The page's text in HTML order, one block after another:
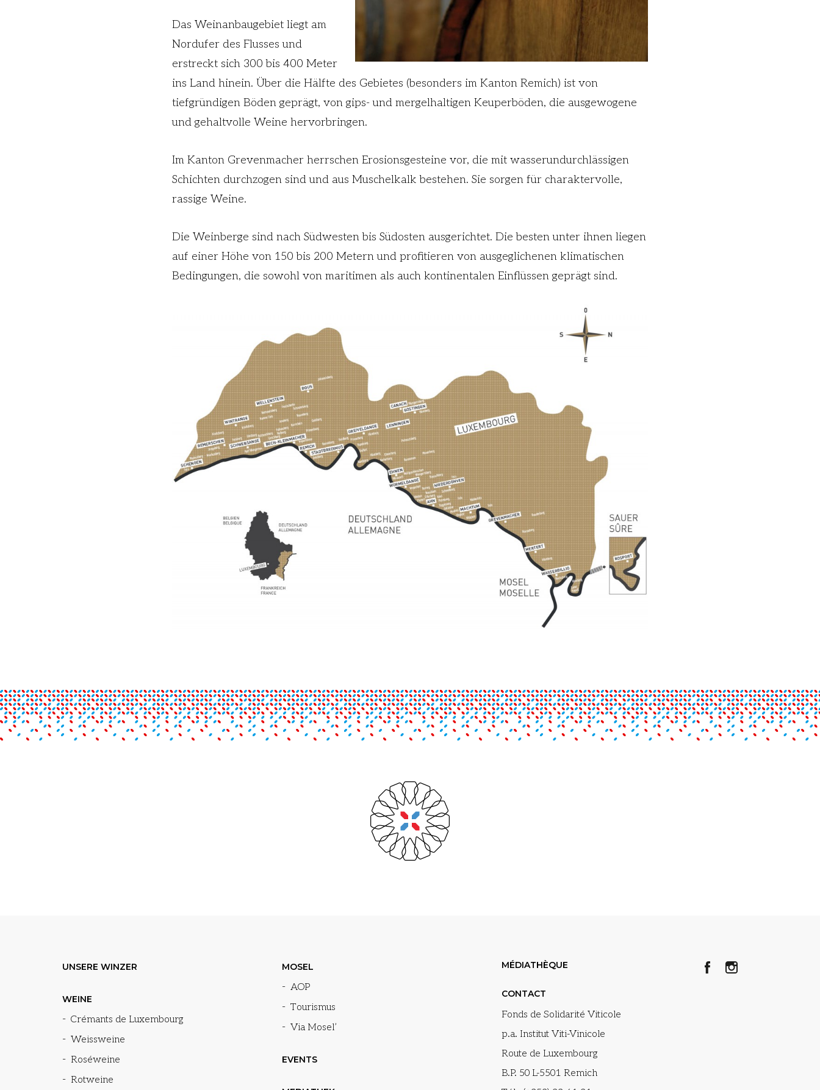
Das Weinanbaugebiet liegt am
Nordufer des Flusses und
erstreckt sich 300 bis 400 Meter
ins Land hinein. Über die Hälfte des Gebietes (besonders im Kanton Remich) ist von
tiefgründigen Böden geprägt, von gips- und mergelhaltigen Keuperböden, die ausgewogene
und gehaltvolle Weine hervorbringen.
Im Kanton Grevenmacher herrschen Erosionsgesteine vor, die mit wasserundurchlässigen
Schichten durchzogen sind und aus Muschelkalk bestehen. Sie sorgen für charaktervolle,
rassige Weine.
Die Weinberge sind nach Südwesten bis Südosten ausgerichtet. Die besten unter ihnen liegen
auf einer Höhe von 150 bis 200 Metern und profitieren von ausgeglichenen klimatischen
Bedingungen, die sowohl von maritimen als auch kontinentalen Einflüssen geprägt sind.
UNSERE WINZER
WEINE
Crémants de Luxembourg
Weissweine
Roséweine
Rotweine
MOSEL
AOP
Tourismus
Via Mosel’
EVENTS
MÉDIATHÈQUE
CONTACT
Fonds de Solidarité Viticole
p.a. Institut Viti-Vinicole
Route de Luxembourg
B.P. 50 L-5501 Remich